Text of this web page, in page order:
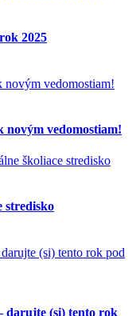
2025
novým vedomostiam!
stredisko
darujte (si) tento rok